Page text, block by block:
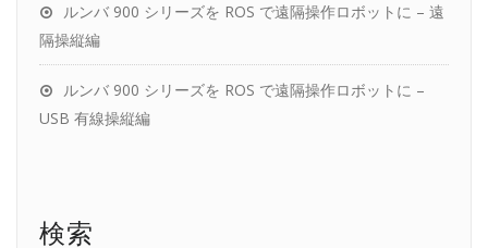
ルンバ 900 シリーズを ROS で遠隔操作ロボットに – 遠
隔操縦編
ルンバ 900 シリーズを ROS で遠隔操作ロボットに –
USB 有線操縦編
検索